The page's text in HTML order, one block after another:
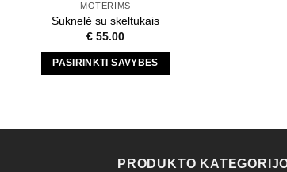
MOTERIMS
Suknelė su skeltukais
€55.00
PASIRINKTI SAVYBES
PRODUKTO